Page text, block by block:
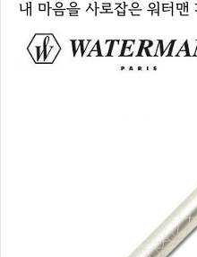
내 마음을 사로잡은 워터맨